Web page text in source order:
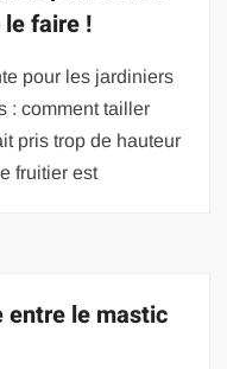
faire !
pour les jardiniers
: comment tailler
pris trop de hauteur
fruitier est
entre le mastic